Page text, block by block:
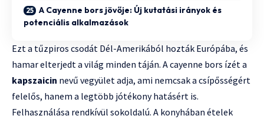
A Cayenne bors jövője: Új kutatási irányok és
potenciális alkalmazások
Ezt a tűzpiros csodát Dél-Amerikából hozták Európába, és
hamar elterjedt a világ minden táján. A cayenne bors ízét a
kapszaicin nevű vegyület adja, ami nemcsak a csípősségért
felelős, hanem a legtöbb jótékony hatásért is.
Felhasználása rendkívül sokoldalú. A konyhában ételek